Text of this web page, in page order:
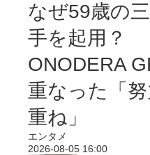
なぜ59歳の
手を起用？
ONODERA
重なった「
重ね」
エンタメ
2026-08-05 16:00